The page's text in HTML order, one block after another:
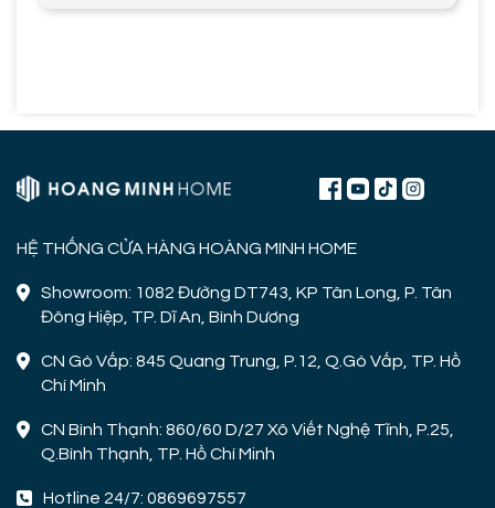
HỆ THỐNG CỬA HÀNG HOÀNG MINH HOME
Showroom: 1082 Đường DT743, KP Tân Long, P. Tân
Đông Hiệp, TP. Dĩ An, Bình Dương
CN Gò Vấp: 845 Quang Trung, P.12, Q.Gò Vấp, TP. Hồ
Chí Minh
CN Bình Thạnh: 860/60 D/27 Xô Viết Nghệ Tĩnh, P.25,
Q.Bình Thạnh, TP. Hồ Chí Minh
Hotline 24/7: 0869697557